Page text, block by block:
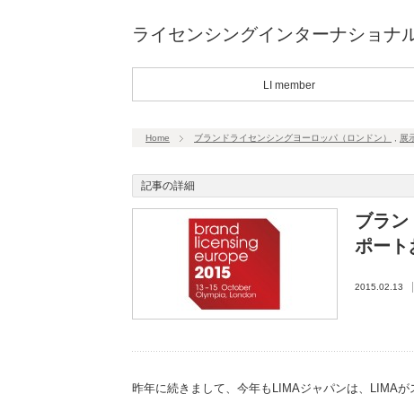
ライセンシングインターナショナ
LI member
Home ブランドライセンシングヨーロッパ（ロンドン） 展
記事の詳細
ブラ
ポート
2015.02.13
昨年に続きまして、今年もLIMAジャパンは、LIMA